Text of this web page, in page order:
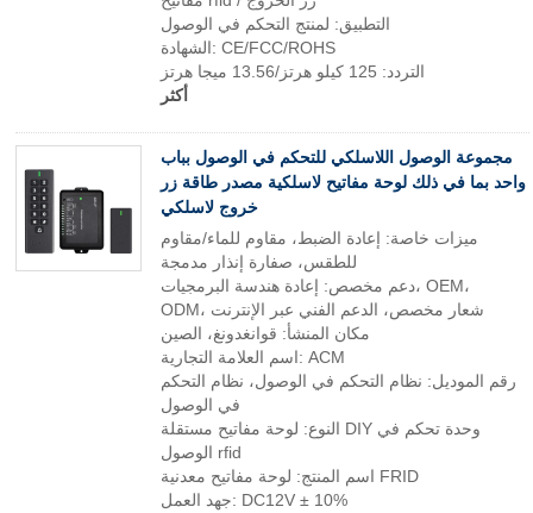
التطبيق: لمنتج التحكم في الوصول
الشهادة: CE/FCC/ROHS
التردد: 125 كيلو هرتز/13.56 ميجا هرتز
أكثر
مجموعة الوصول اللاسلكي للتحكم في الوصول بباب
واحد بما في ذلك لوحة مفاتيح لاسلكية مصدر طاقة زر
خروج لاسلكي
ميزات خاصة: إعادة الضبط، مقاوم للماء/مقاوم
للطقس، صفارة إنذار مدمجة
دعم مخصص: إعادة هندسة البرمجيات، OEM،
ODM، شعار مخصص، الدعم الفني عبر الإنترنت
مكان المنشأ: قوانغدونغ، الصين
اسم العلامة التجارية: ACM
رقم الموديل: نظام التحكم في الوصول، نظام التحكم
في الوصول
النوع: لوحة مفاتيح مستقلة DIY وحدة تحكم في
الوصول rfid
اسم المنتج: لوحة مفاتيح معدنية FRID
جهد العمل: DC12V ± 10%